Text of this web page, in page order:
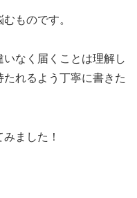
ものです。
なく届くことは理解し
れるよう丁寧に書きた
ました！